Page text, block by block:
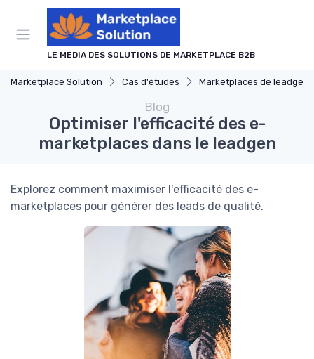
LE MEDIA DES SOLUTIONS DE MARKETPLACE B2B
Marketplace Solution Cas d'études Marketplaces de leadgen
Blog
Optimiser l'efficacité des e-
marketplaces dans le leadgen
Explorez comment maximiser l'efficacité des e-
marketplaces pour générer des leads de qualité.
Panneau de gestion des cookies